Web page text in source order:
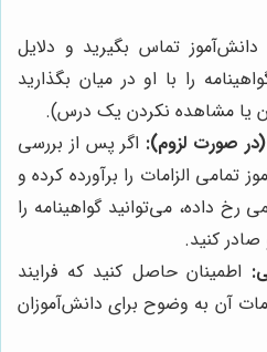
دانش‌آموز تماس بگیرید و دلایل
را با او در میان بگذارید
یا مشاهده نکردن یک درس).
صورت لزوم): اگر پس از بررسی
تمامی الزامات را برآورده کرده و
داده، می‌توانید گواهینامه را
کنید.
اطمینان حاصل کنید که فرایند
آن به وضوح برای دانش‌آموزان